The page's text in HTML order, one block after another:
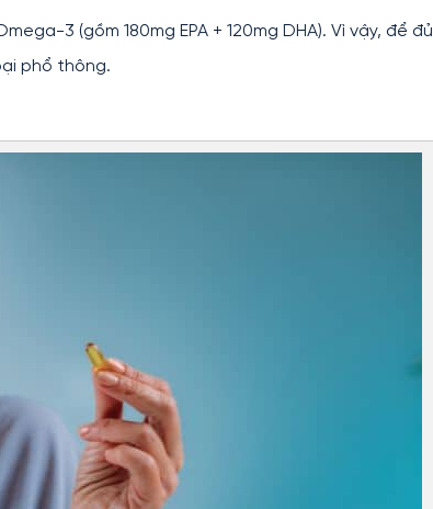
3 (gồm 180mg EPA + 120mg DHA). Vì vậy, để đủ
phổ thông.